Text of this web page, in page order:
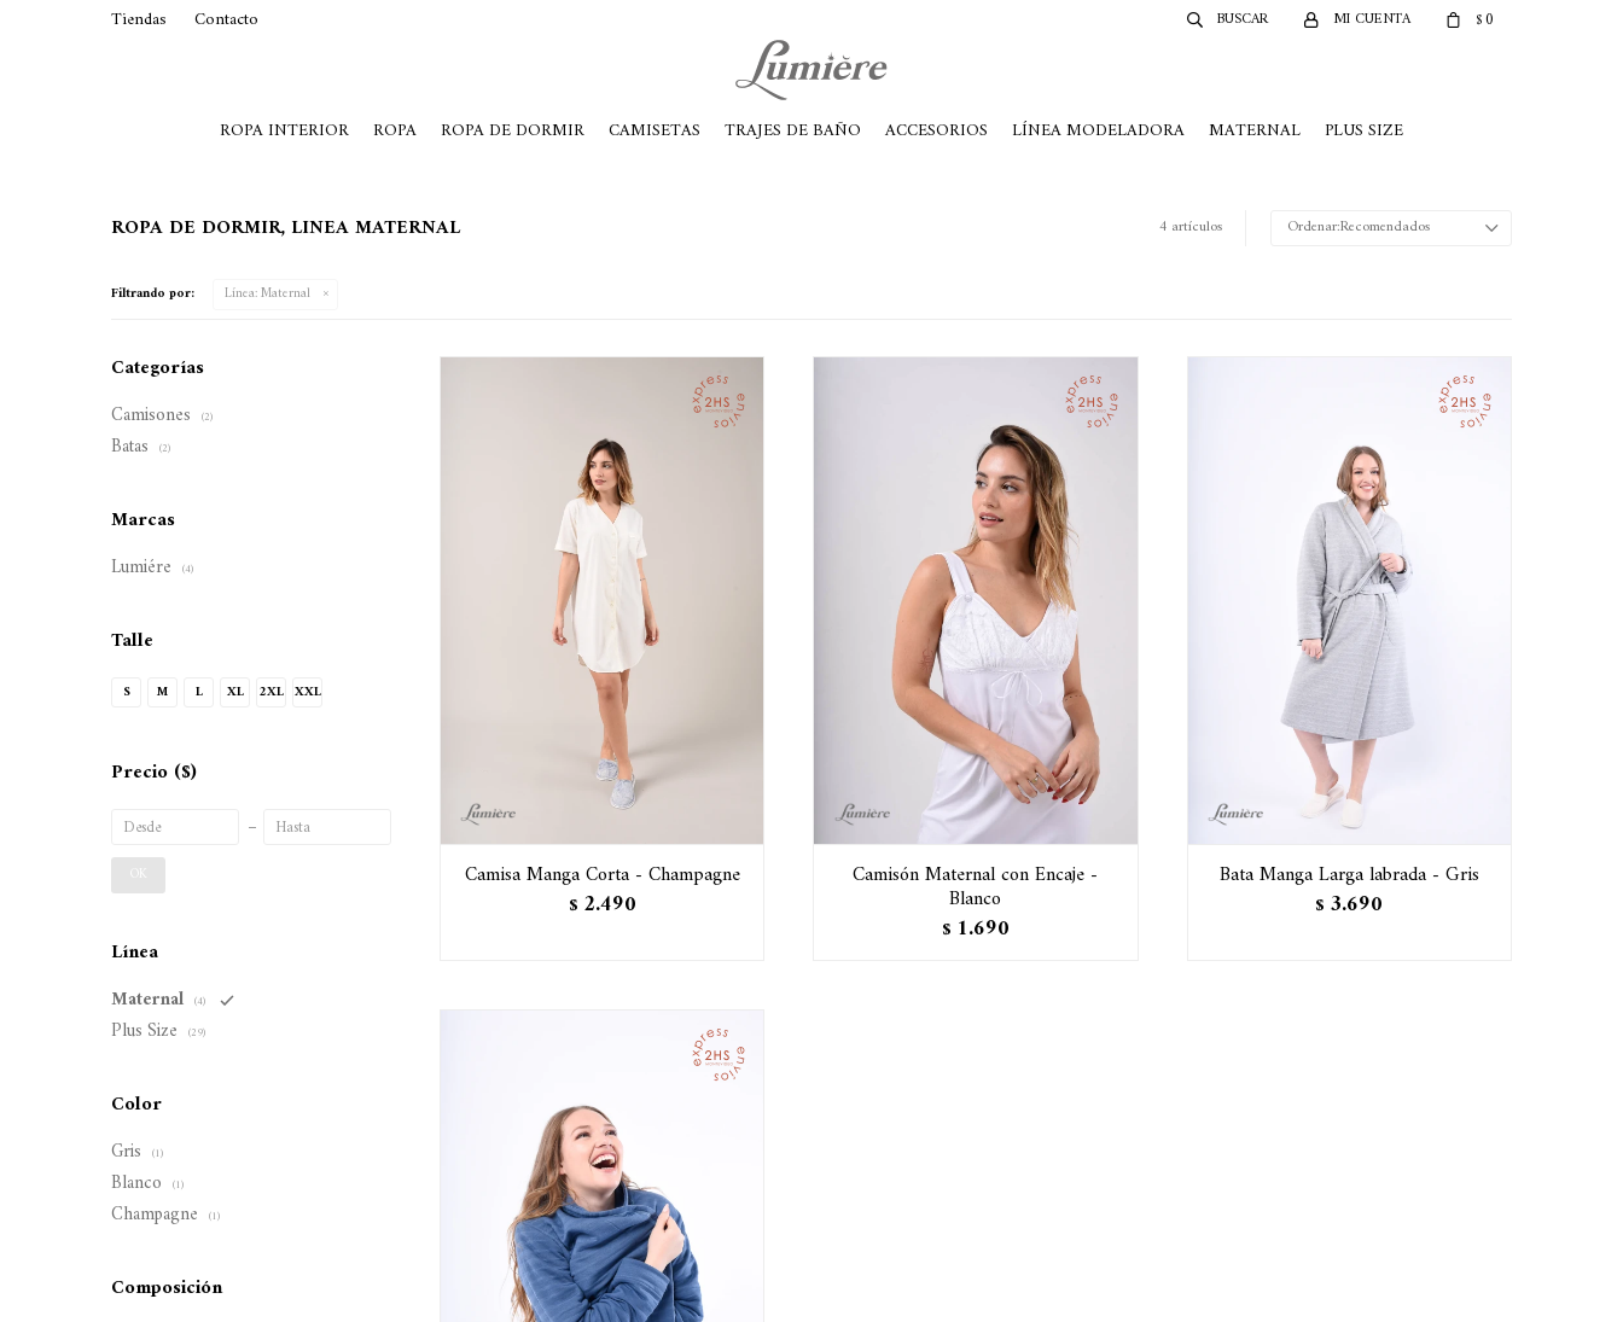
ROPA INTERIOR ROPA ROPA DE DORMIR CAMISETAS TRAJES DE BAÑO ACCESORIOS LÍNEA MODELADORA MATERNAL PLUS SIZE
$0
Tiendas Contacto
ROPA DE DORMIR, LINEA MATERNAL 4 artículos Recomendados
Filtrando por: Línea:Maternal
Camisa Manga Corta - Champagne
$ 2.490
Camisón Maternal con Encaje -
Blanco
$ 1.690
Bata Manga Larga labrada - Gris
$ 3.690
Categorías
Camisones (2)
Batas (2)
Marcas
Lumiére (4)
Talle
S M L XL 2XL XXL
Precio ($)
OK
Línea
Maternal (4)
Plus Size (29)
Color
Gris (1)
Blanco (1)
Champagne (1)
Composición